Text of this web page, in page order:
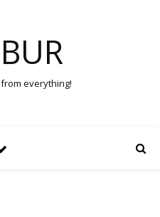
everything!